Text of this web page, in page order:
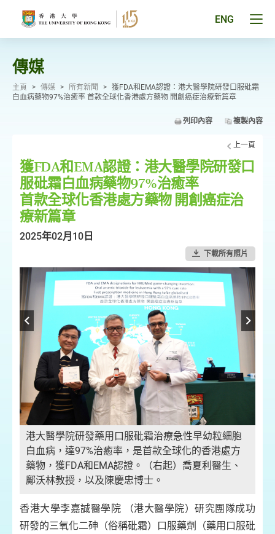
ENG
傳媒
主頁 > 傳媒 > 所有新聞 > 獲FDA和EMA認證：港大醫學院研發口服砒霜
白血病藥物97%治癒率 首款全球化香港處方藥物 開創癌症治療新篇章
列印內容 複製內容
上一頁
獲FDA和EMA認證：港大醫學院研發口
服砒霜白血病藥物97%治癒率
首款全球化香港處方藥物 開創癌症治
療新篇章
2025年02月10日
下載所有照片
港大醫學院研發藥用口服砒霜治療急性早幼粒細胞
白血病，達97%治癒率，是首款全球化的香港處方
藥物，獲FDA和EMA認證。（右起）喬夏利醫生、
鄺沃林教授，以及陳慶忠博士。
香港大學李嘉誠醫學院 （港大醫學院）研究團隊成功
研發的三氧化二砷（俗稱砒霜）口服藥劑（藥用口服砒